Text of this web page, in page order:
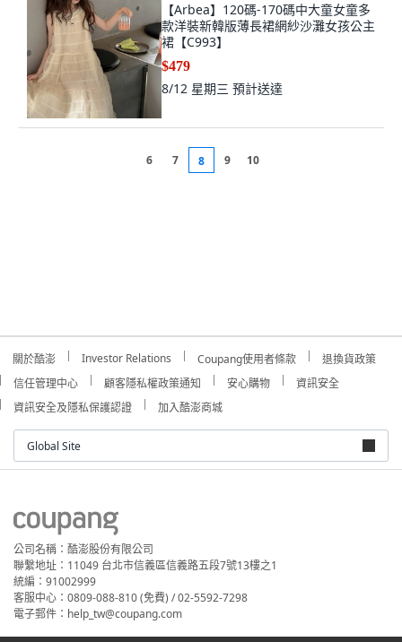
【Arbea】120碼-170碼中大童女童多
款洋裝新韓版薄長裙網紗沙灘女孩公主
裙【C993】
$479
8/12 星期三 預計送達
6 7 8 9 10
關於酷澎 Investor Relations Coupang使用者條款
退換貨政策
信任管理中心
顧客隱私權政策通知 安心購物
資訊安全
資訊安全及隱私保護認證
加入酷澎商城
Global Site
公司名稱：酷澎股份有限公司
聯繫地址：11049 台北市信義區信義路五段7號13樓之1
統編：91002999
客服中心：0809-088-810 (免費) / 02-5592-7298
電子郵件：help_tw@coupang.com